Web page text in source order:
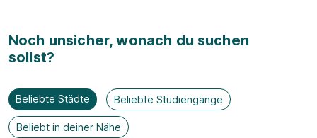
Noch unsicher, wonach du suchen
sollst?
Beliebte Städte Beliebte Studiengänge
Beliebt in deiner Nähe